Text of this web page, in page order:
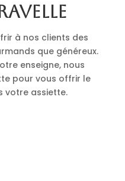
à nos clients des
que généreux.
enseigne, nous
pour vous offrir le
votre assiette.